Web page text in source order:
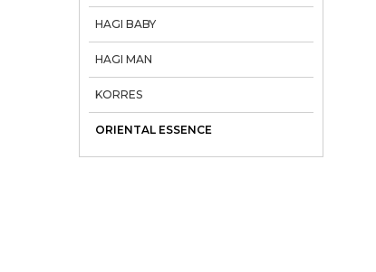
HAGI BABY
HAGI MAN
KORRES
ORIENTAL ESSENCE